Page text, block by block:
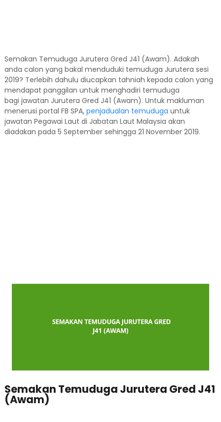
Semakan Temuduga Jurutera Gred J41 (Awam). Adakah
anda calon yang bakal menduduki temuduga Jurutera sesi
2019? Terlebih dahulu diucapkan tahniah kepada calon yang
mendapat panggilan untuk menghadiri temuduga
bagi jawatan Jurutera Gred J41 (Awam). Untuk makluman
menerusi portal FB SPA, penjadualan temuduga untuk
jawatan Pegawai Laut di Jabatan Laut Malaysia akan
diadakan pada 5 September sehingga 21 November 2019.
Semakan Temuduga Jurutera Gred J41
(Awam)